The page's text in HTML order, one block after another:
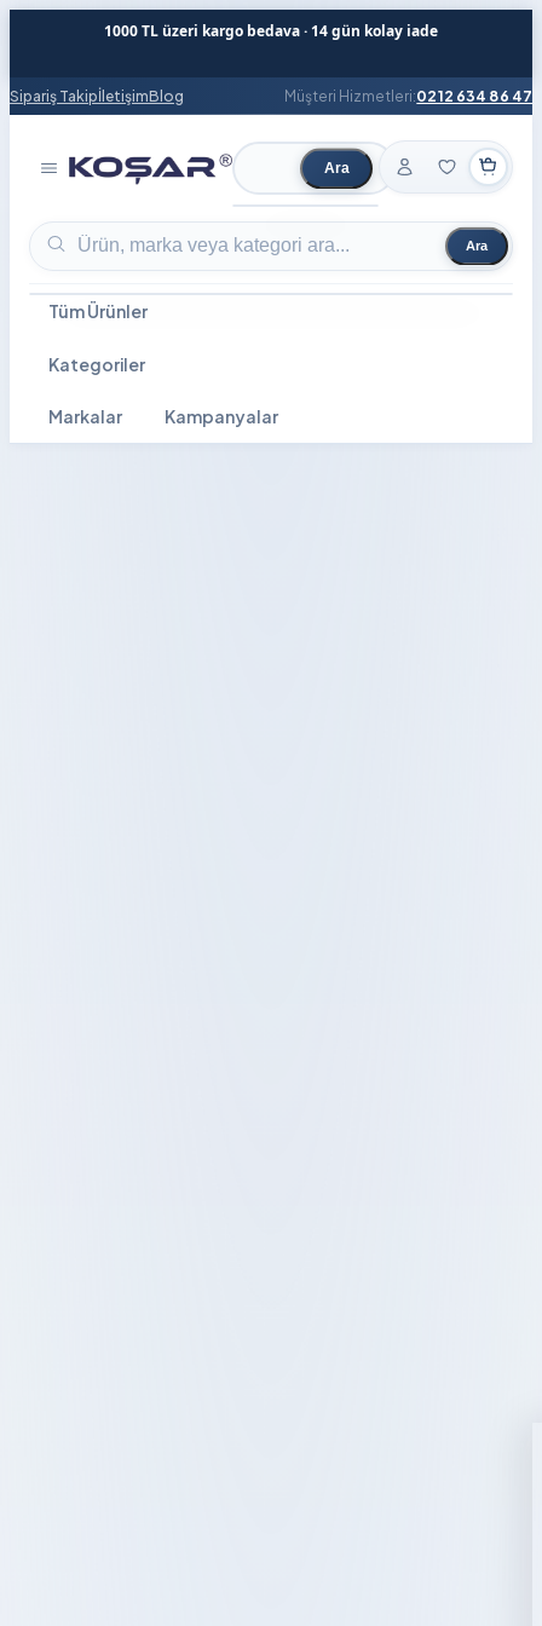
1000 TL üzeri kargo bedava · 14 gün kolay iade
Sipariş TakipİletişimBlog Müşteri Hizmetleri:0212 634 86 47
Ürün ara Ara
Ürün ara Ara
Tüm Ürünler
Kategoriler
Markalar Kampanyalar